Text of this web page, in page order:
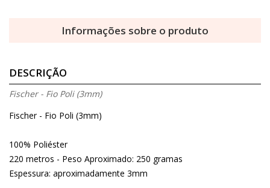
Informações sobre o produto
DESCRIÇÃO
Fischer - Fio Poli (3mm)
Fischer - Fio Poli (3mm)
100% Poliéster
220 metros - Peso Aproximado: 250 gramas
Espessura: aproximadamente 3mm